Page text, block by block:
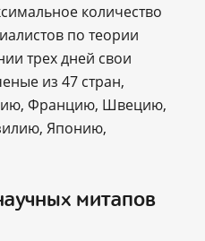
количество
по теории
трех дней свои
из 47 стран,
Францию, Швецию,
Японию,
митапов